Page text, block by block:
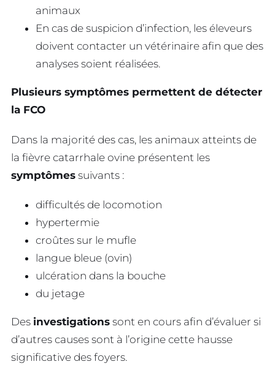
animaux
En cas de suspicion d’infection, les éleveurs
doivent contacter un vétérinaire afin que des
analyses soient réalisées.
Plusieurs symptômes permettent de détecter
la FCO
Dans la majorité des cas, les animaux atteints de
la fièvre catarrhale ovine présentent les
symptômes suivants :
difficultés de locomotion
hypertermie
croûtes sur le mufle
langue bleue (ovin)
ulcération dans la bouche
du jetage
Des investigations sont en cours afin d’évaluer si
d’autres causes sont à l’origine cette hausse
significative des foyers.